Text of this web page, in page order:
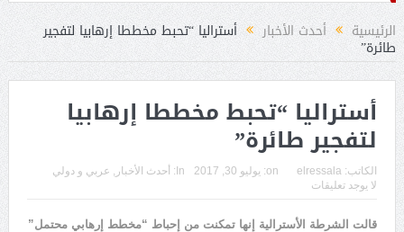
حرائق الغاباتالرئيسية أحدث الأخبار أستراليا “تحبط مخططا إرهابيا لتفجير
طائرة”
أستراليا “تحبط مخططا إرهابيا
لتفجير طائرة”
الكاتب: elressala
on: يوليو 30, 2017 In: أحدث الأخبار
عربي و دولي
لا يوجد تعليقات
قالت الشرطة الأسترالية إنها تمكنت من إحباط “مخطط إرهابي محتمل”